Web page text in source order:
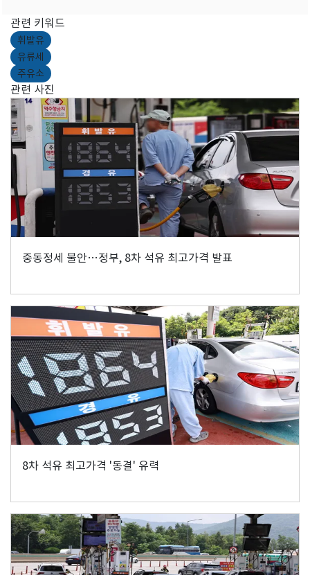
관련 키워드
휘발유
유류세
주유소
관련 사진
중동정세 불안…정부, 8차 석유 최고가격 발표
8차 석유 최고가격 '동결' 유력